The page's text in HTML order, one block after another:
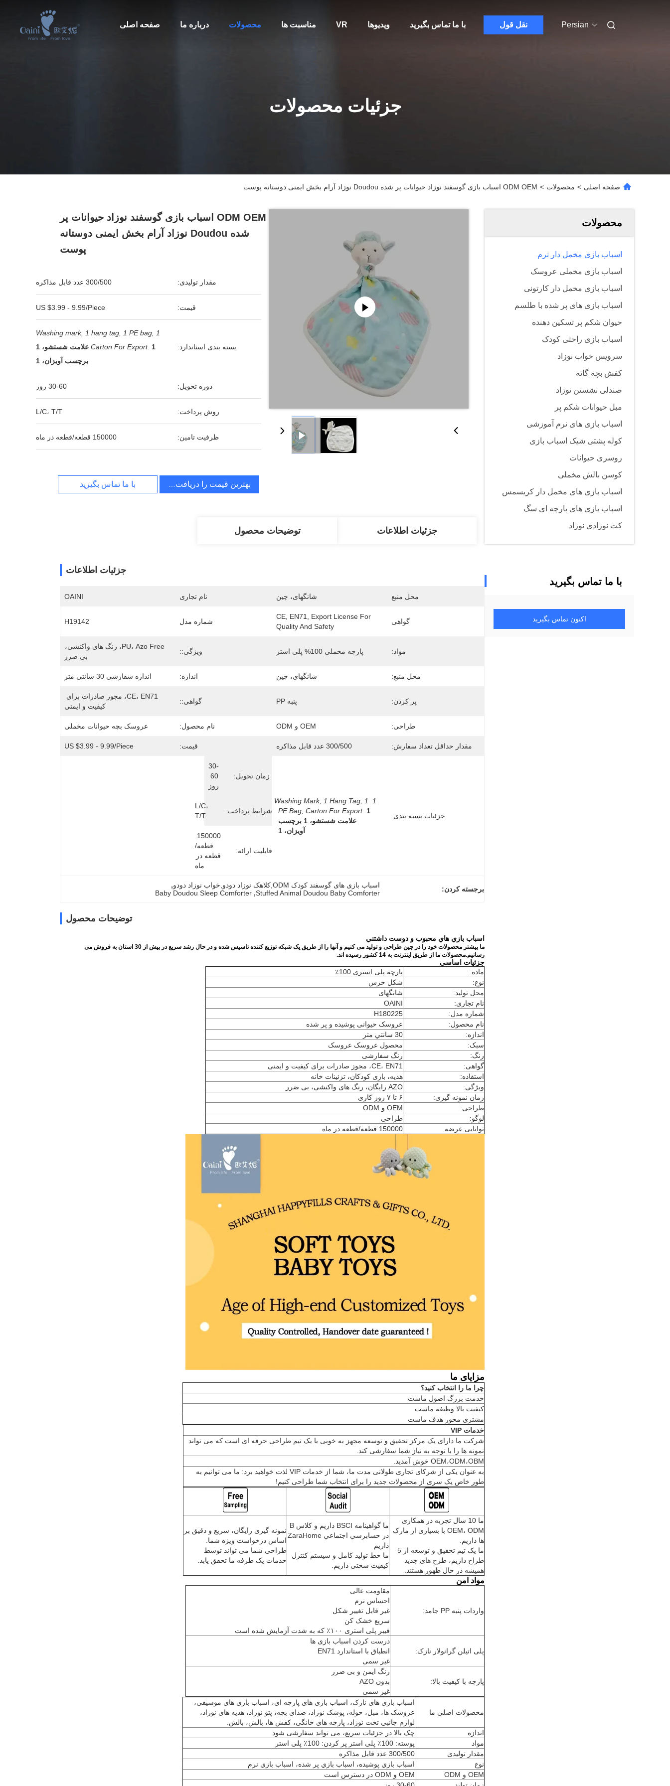
صفحه اصلی درباره ما محصولات مناسبت ها VR ویدیوها با ما تماس بگیرید نقل قول Persian
جزئیات محصولات
صفحه اصلی > محصولات > ODM OEM اسباب بازی گوسفند نوزاد حیوانات پر شده Doudou نوزاد آرام بخش ایمنی دوستانه پوست
محصولات
اسباب بازی مخمل دار نرم
اسباب بازی مخملی عروسک
اسباب بازی مخمل دار کارتونی
اسباب بازی های پر شده با طلسم
حیوان شکم پر تسکین دهنده
اسباب بازی راحتی کودک
سرویس خواب نوزاد
کفش بچه گانه
صندلی نشستن نوزاد
مبل حیوانات شکم پر
اسباب بازی های نرم آموزشی
کوله پشتی شیک اسباب بازی
روسری حیوانات
کوسن بالش مخملی
اسباب بازی های مخمل دار کریسمس
اسباب بازی های پارچه ای سگ
کت نوزادی نوزاد
با ما تماس بگیرید
اکنون تماس بگیرید
ODM OEM اسباب بازی گوسفند نوزاد حیوانات پر
شده Doudou نوزاد آرام بخش ایمنی دوستانه
پوست
مقدار تولیدی: 300/500 عدد قابل مذاکره
قیمت: US $3.99 - 9.99/Piece
بسته بندی استاندارد:
1 Washing mark, 1 hang tag, 1 PE bag,
Carton For Export.
1 علامت شستشو، 1
برچسب آویزان، 1
دوره تحویل: 30-60 روز
روش پرداخت: L/C، T/T
ظرفیت تامین: 150000 قطعه/قطعه در ماه
بهترین قیمت را دریافت کنید با ما تماس بگیرید
جزئیات اطلاعات توضیحات محصول
جزئیات اطلاعات
محل منبع شانگهای، چین نام تجاری OAINI
گواهی
CE, EN71, Export License For
Quality And Safety
شماره مدل H19142
مواد: پارچه مخملی 100% پلی استر ویژگی::
بی ضرر
محل منبع: شانگهای، چین اندازه: اندازه سفارشی 30 سانتی متر
پر کردن: پنبه PP گواهی::
کیفیت و ایمنی
طراحی: OEM و ODM نام محصول: عروسک بچه حیوانات مخملی
مقدار حداقل تعداد سفارش: 300/500 عدد قابل مذاکره قیمت: US $3.99 - 9.99/Piece
جزئیات بسته بندی:
1 Washing Mark, 1 Hang Tag, 1
PE Bag, Carton For Export.
آویزان، 1
زمان تحویل:
30-
روز
شرایط پرداخت:
L/C،
T/T
قابلیت ارائه:
قطعه/
ماه
برجسته کردن: اسباب بازی های گوسفند کودک ODM,کلاهک نوزاد دودو,خواب نوزاد دودو
,
Stuffed Animal Doudou Baby Comforter
,
Baby Doudou Sleep Comforter
توضیحات محصول
اسباب بازي هاي محبوب و دوست داشتني
ما بیشتر محصولات خود را در چین طراحی و تولید می کنیم و آنها را از طریق یک شبکه توزیع کننده تاسیس شده و در حال رشد سریع در بیش از 30 استان به فروش می
رسانیم.محصولات ما از طریق اینترنت به 14 کشور رسیده اند.
جزئیات اساسی
ماده:
پارچه پلی استری 100٪
نوع:
شکل خرس
محل تولید:
شانگهای
نام تجاری:
OAINI
شماره مدل:
H180225
نام محصول:
عروسک حیوانی پوشیده و پر شده
اندازه:
30 سانتي متر
سبک:
محصول عروسک عروسک
رنگ:
رنگ سفارشی
گواهی:
CE، EN71، مجوز صادرات برای کیفیت و ایمنی
استفاده:
هدیه، بازی کودکان، تزئینات خانه
ویژگی:
AZO رایگان، رنگ های واکنشی، بی ضرر
زمان نمونه گیری:
۶ تا ۷ روز کاری
طراحی:
OEM و ODM
لوگو:
طراحي
توانایی عرضه
150000 قطعه/قطعه در ماه
مزایای ما
چرا ما را انتخاب کنید؟
خدمت بزرگ اصول ماست
کیفیت بالا وظیفه ماست
مشتري محور هدف ماست
خدمات VIP
شرکت ما دارای یک مرکز تحقیق و توسعه مجهز به خوبی با یک تیم طراحی حرفه ای است که می تواند
نمونه ها را با توجه به نیاز شما سفارشی کند.
OEM،ODM،OBM خوش آمدید.
به عنوان یکی از شرکای تجاری طولانی مدت ما، شما از خدمات VIP لذت خواهید برد: ما می توانیم به
طور خاص یک سری از محصولات جدید را برای انتخاب شما طراحی کنیم!
ما 10 سال تجربه در همکاری
OEM، ODM با بسیاری از مارک
ها داریم.
ما یک تیم تحقیق و توسعه از 5
طراح داریم، طرح های جدید
همیشه در حال ظهور هستند.
ما گواهينامه BSCI داريم و کلاس B
در حسابرسي اجتماعي ZaraHome
داريم
ما خط توليد کامل و سيستم کنترل
کيفيت سختي داريم.
نمونه گیری رایگان، سریع و دقیق بر
اساس درخواست ویژه شما.
طراحی شما می تواند توسط
خدمات یک طرفه ما تحقق یابد.
مواد امن
واردات پنبه PP جامد:
مقاومت عالی
احساس نرم
غیر قابل تغییر شکل
سريع خشک کن
فیبر پلی استری ۱۰۰٪ که به شدت آزمایش شده است
پلی اتیلن گرانولار نازک:
درست کردن اسباب بازی ها
انطباق با استاندارد EN71
غیر سمی
پارچه با کیفیت بالا:
رنگ ایمن و بی ضرر
بدون AZO
غیر سمی
محصولات اصلی ما
اسباب بازي هاي نازک، اسباب بازي هاي پارچه اي، اسباب بازي هاي موسيقي،
عروسک ها، مبل، حوله، پوشک نوزاد، صداي بچه، پتو نوزاد، هديه هاي نوزاد،
لوازم جانبي تخت نوزاد، پارچه هاي خانگی، کفش ها، بالش، بالش.
اندازه
چک بالا در جزئیات سریع، می تواند سفارشی شود
مواد
پوسته: 100٪ پلی استر پر کردن: 100٪ پلی استر
مقدار تولیدی
300/500 عدد قابل مذاکره
نوع
اسباب بازي پوشيده، اسباب بازي پر شده، اسباب بازي نرم
OEM و ODM
OEM و ODM در دسترس است